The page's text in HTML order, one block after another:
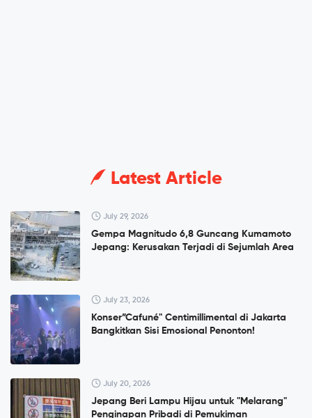
Latest Article
July 29, 2026
Gempa Magnitudo 6,8 Guncang Kumamoto
Jepang: Kerusakan Terjadi di Sejumlah Area
July 23, 2026
Konser”Cafuné" Centimillimental di Jakarta
Bangkitkan Sisi Emosional Penonton!
July 20, 2026
Jepang Beri Lampu Hijau untuk "Melarang"
Penginapan Pribadi di Pemukiman